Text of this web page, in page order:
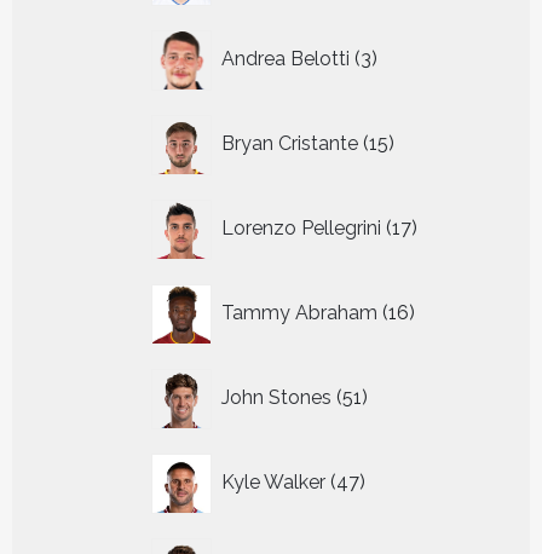
Andrea Belotti 3
producten
Bryan Cristante 15
producten
Lorenzo Pellegrini 17
producten
Tammy Abraham 16
producten
John Stones 51
producten
Kyle Walker 47
producten